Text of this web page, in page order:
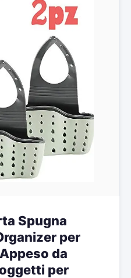
Spugna
per
da
per